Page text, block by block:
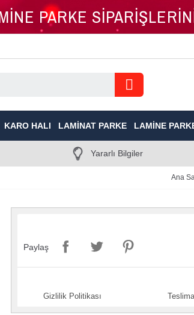
PARKE
KARO HALI LAMINAT PARKE LAMINE
Yararlı Bilgiler
Ana
Paylaş
Gizlilik Politikası